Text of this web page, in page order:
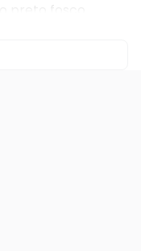
preto fosco